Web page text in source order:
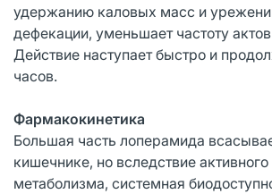
удержанию каловых масс и
дефекации, уменьшает частоту
Действие наступает быстро и
часов.
Фармакокинетика
Большая часть лоперамида
кишечнике, но вследствие
метаболизма, системная